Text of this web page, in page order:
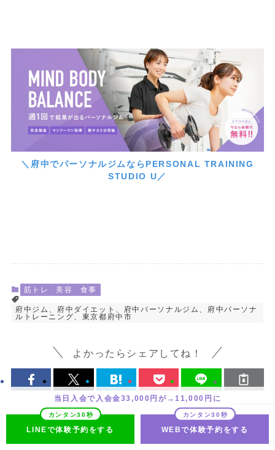
＼府中でパーソナルジムならPERSONAL TRAINING
STUDIO U／
筋トレ 美容 食事
府中ジム、府中ダイエット、府中パーソナルジム、府中パーソナ
ルトレーニング、東京都府中市
よかったらシェアしてね！
当日入会で入会金33,000円が→11,000円に
LINEで体験予約をする WEBで体験予約をする